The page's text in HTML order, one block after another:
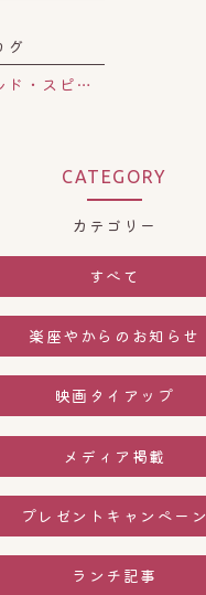
グ
【映画】ワイルド・スピード 〜スカイミッション〜
CATEGORY
カテゴリー
すべて
楽座やからのお知らせ
映画タイアップ
メディア掲載
プレゼントキャンペーン
ランチ記事